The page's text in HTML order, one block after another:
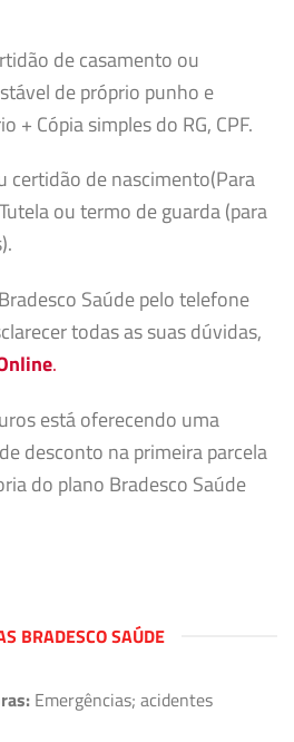
de casamento ou
de próprio punho e
+ Cópia simples do RG, CPF.
certidão de nascimento(Para
ou termo de guarda (para
Saúde pelo telefone
todas as suas dúvidas,
.
está oferecendo uma
desconto na primeira parcela
do plano Bradesco Saúde
BRADESCO SAÚDE
Emergências; acidentes